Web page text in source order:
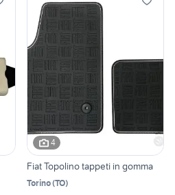
4
Fiat Topolino tappeti in gomma
Torino(TO)